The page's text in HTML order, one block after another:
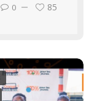
0 85